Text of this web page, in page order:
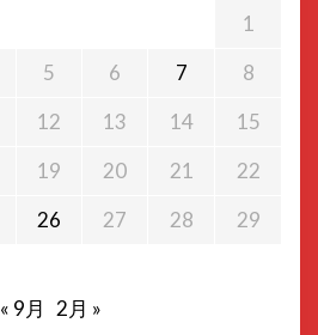
1
5 6 7
8
12 13 14
15
19 20 21
22
26 27 28
29
« 9月 2月 »